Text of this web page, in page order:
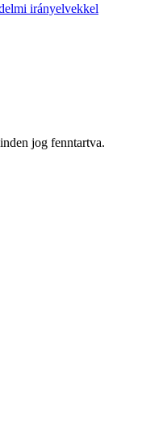
irányelvekkel
jog fenntartva.